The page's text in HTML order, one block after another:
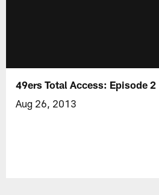
49ers Total Access: Episode 2
Aug 26, 2013